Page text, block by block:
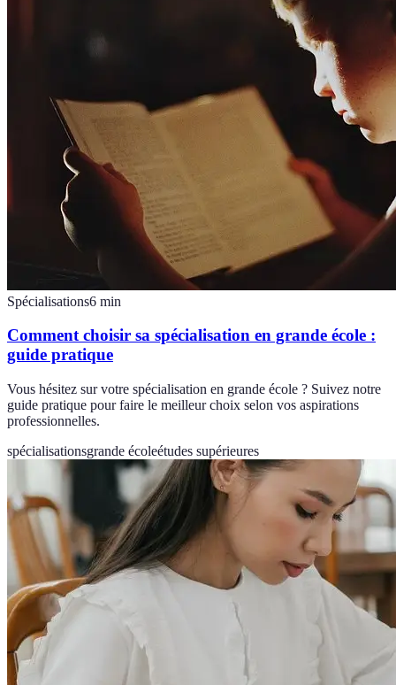
Spécialisations6 min
Comment choisir sa spécialisation en grande école :
guide pratique
Vous hésitez sur votre spécialisation en grande école ? Suivez notre
guide pratique pour faire le meilleur choix selon vos aspirations
professionnelles.
spécialisationsgrande écoleétudes supérieures